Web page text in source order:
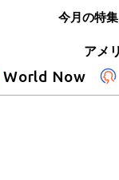
アメ
World Now
今月の特集